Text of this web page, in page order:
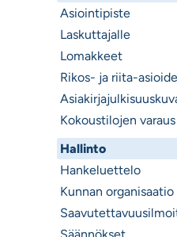
Asiointipiste
Laskuttajalle
Lomakkeet
Rikos- ja riita-
Kokoustilojen varaus
Hallinto
Hankeluettelo
Kunnan organisaatio